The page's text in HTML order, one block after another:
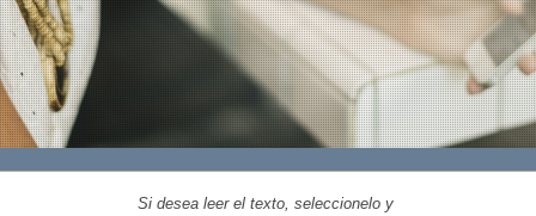
Si desea leer el texto, seleccionelo y